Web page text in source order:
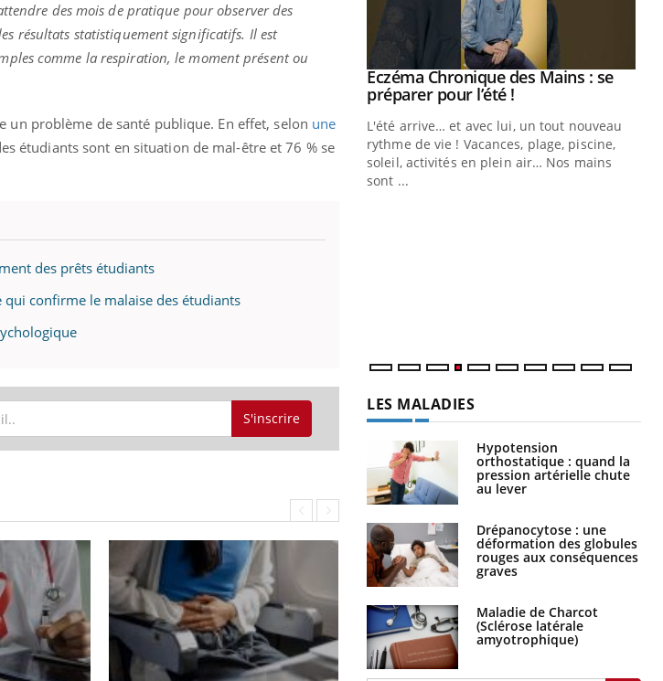
des mois de pratique pour observer des
résultats statistiquement significatifs. Il est
comme la respiration, le moment présent ou
problème de santé publique. En effet, selon une
étudiants sont en situation de mal-être et 76 % se
des prêts étudiants
qui confirme le malaise des étudiants
S'inscrire
pour
mental ou
de la
En 2026, l'insuline dans le diabète de type 2
reste entourée d'idées reçues chez les
Youtube
Eczéma Chronique des Mains : se
préparer pour l’été !Youtube
L'été arrive… et avec lui, un tout nouveau
rythme de vie ! Vacances, plage, piscine,
soleil, activités en plein air… Nos mains
sont ...
LES MALADIES
Hypotension
orthostatique : quand la
pression artérielle chute
au lever
Drépanocytose : une
déformation des globules
rouges aux conséquences
graves
Maladie de Charcot
(Sclérose latérale
amyotrophique)